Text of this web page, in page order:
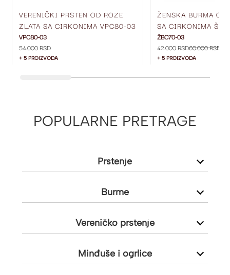
VERENIČKI PRSTEN OD ROZE
ZLATA SA CIRKONIMA VPC80-03
VPC80-03
54.000 RSD
+ 5 PROIZVODA
ŽENSKA BURMA OD
SA CIRKONIMA
ŽBC70-03
ŽBC70-03
42.000 RSD60.000 RSD
+ 5 PROIZVODA
POPULARNE PRETRAGE
Prstenje
Burme
Vereničko prstenje
Minđuše i ogrlice